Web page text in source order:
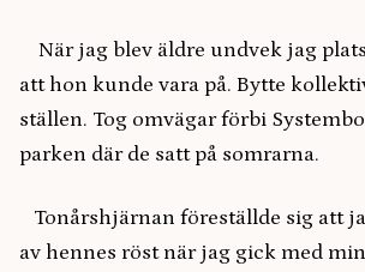
När jag blev äldre undvek jag
att hon kunde vara på. Bytte
ställen. Tog omvägar förbi
parken där de satt på somrarna.
Tonårshjärnan föreställde sig att
av hennes röst när jag gick med